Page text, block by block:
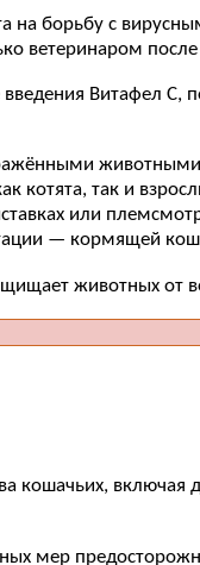
на борьбу с
ветеринаром
Витафел С,
котята, так и
или
— кормящей
животных от
кошачьих,
мер